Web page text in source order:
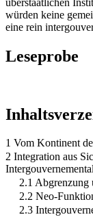
würden keine
eine rein
Leseprobe
1 Vom Kontinent
2 Integration aus
2.1
2.2 Neo-
2.3